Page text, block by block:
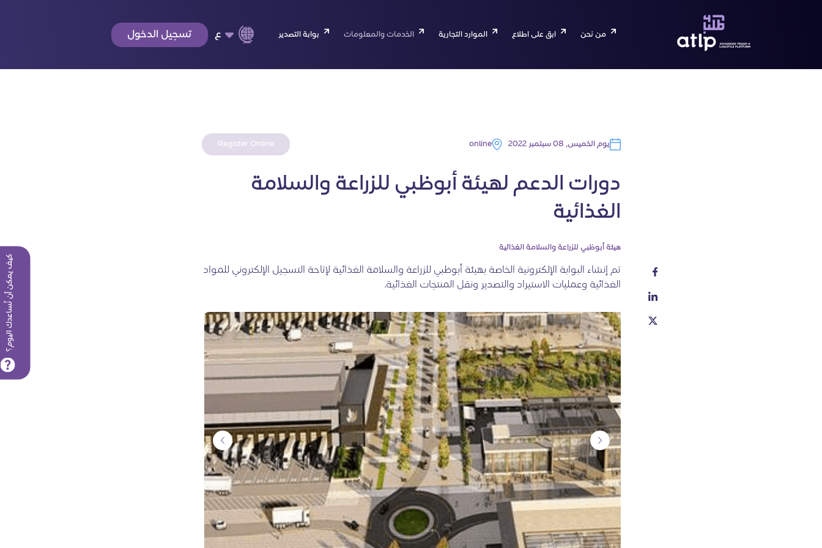
كيف يمكن أن نُساعدك اليوم؟
من نحن ابق على اطلاع الموارد التجارية الخدمات والمعلومات بوابة التصدير ع تسجيل الدخول
يوم الخميس, 08 سبتمبر 2022 online
Register Online
دورات الدعم لهيئة أبوظبي للزراعة والسلامة
الغذائية
هيئة أبوظبي للزراعة والسلامة الغذائية
تم إنشاء البوابة الإلكترونية الخاصة بهيئة أبوظبي للزراعة والسلامة الغذائية لإتاحة التسجيل الإلكتروني للمواد
الغذائية وعمليات الاستيراد والتصدير ونقل المنتجات الغذائية.